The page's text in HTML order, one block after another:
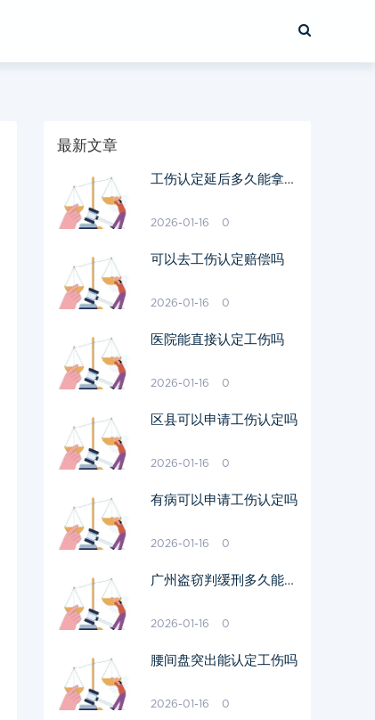
最新文章
工伤认定延后多久能拿到
2026-01-16 0
可以去工伤认定赔偿吗
2026-01-16 0
医院能直接认定工伤吗
2026-01-16 0
区县可以申请工伤认定吗
2026-01-16 0
有病可以申请工伤认定吗
2026-01-16 0
广州盗窃判缓刑多久能出
2026-01-16 0
腰间盘突出能认定工伤吗
2026-01-16 0